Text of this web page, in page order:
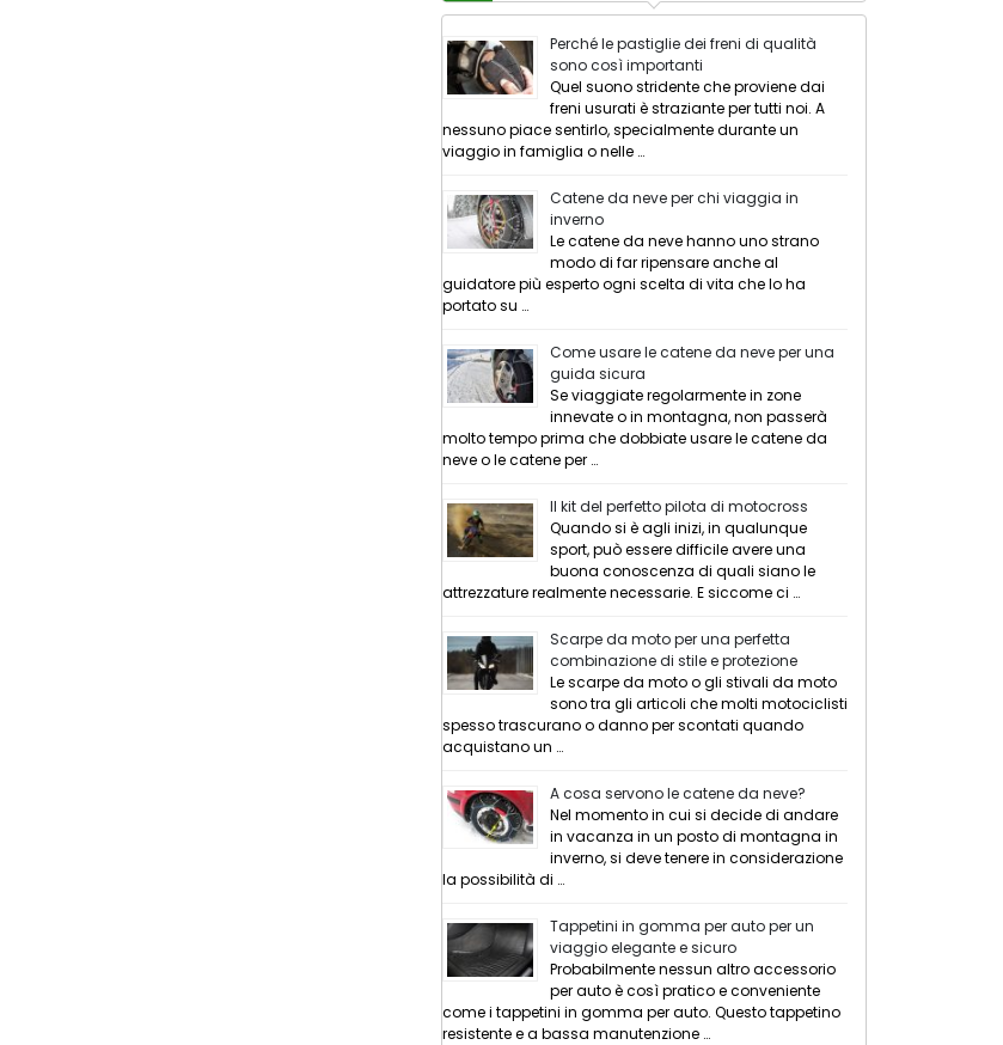
Perché le pastiglie dei freni di qualità
sono così importanti
Quel suono stridente che proviene dai
freni usurati è straziante per tutti noi. A
nessuno piace sentirlo, specialmente durante un
viaggio in famiglia o nelle …
Catene da neve per chi viaggia in
inverno
Le catene da neve hanno uno strano
modo di far ripensare anche al
guidatore più esperto ogni scelta di vita che lo ha
portato su …
Come usare le catene da neve per una
guida sicura
Se viaggiate regolarmente in zone
innevate o in montagna, non passerà
molto tempo prima che dobbiate usare le catene da
neve o le catene per …
Il kit del perfetto pilota di motocross
Quando si è agli inizi, in qualunque
sport, può essere difficile avere una
buona conoscenza di quali siano le
attrezzature realmente necessarie. E siccome ci …
Scarpe da moto per una perfetta
combinazione di stile e protezione
Le scarpe da moto o gli stivali da moto
sono tra gli articoli che molti motociclisti
spesso trascurano o danno per scontati quando
acquistano un …
A cosa servono le catene da neve?
Nel momento in cui si decide di andare
in vacanza in un posto di montagna in
inverno, si deve tenere in considerazione
la possibilità di …
Tappetini in gomma per auto per un
viaggio elegante e sicuro
Probabilmente nessun altro accessorio
per auto è così pratico e conveniente
come i tappetini in gomma per auto. Questo tappetino
resistente e a bassa manutenzione …